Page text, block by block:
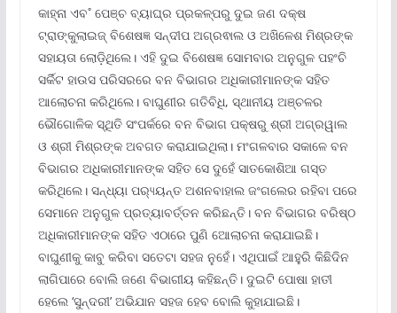
କାହ୍ନା ଏବ˚ ପେଞ୍ଚ ବ୍ୟାଘ୍ର ପ୍ରକଳ୍ପରୁ ଦୁଇ ଜଣ ଦକ୍ଷ
ଟ୍ରାଙ୍କୁଲାଇଜ୍‌ ବିଶେଷଜ୍ଞ ସନ୍ଦୀପ ଅଗ୍ରଵାଲ ଓ ଅଖିଳେଶ ମିଶ୍ରଙ୍କ
ସହାୟତା ଲୋଡ଼ିଥିଲେ। ଏହି ଦୁଇ ବିଶେଷଜ୍ଞ ସୋମବାର ଅନୁଗୁଳ ପହଂଚି
ସର୍କିଟ ହାଉସ ପରିସରରେ ବନ ବିଭାଗର ଅଧିକାରୀମାନଙ୍କ ସହିତ
ଆଲୋଚନା କରିଥିଲେ। ବାଘୁଣୀର ଗତିବିଧି, ସ୍ଥାନୀୟ ଅଞ୍ଚଳର
ଭୌଗୋଳିକ ସ୍ଥିତି ସଂପର୍କରେ ବନ ବିଭାଗ ପକ୍ଷରୁ ଶ୍ରୀ ଅଗ୍ରୱାଲ
ଓ ଶ୍ରୀ ମିଶ୍ରଙ୍କ ଅବଗତ କରାଯାଇଥିଲା। ମଂଗଳବାର ସକାଳେ ବନ
ବିଭାଗର ଅଧିକାରୀମାନଙ୍କ ସହିତ ସେ ଦୁହେଁ ସାତକୋଶିଆ ଗସ୍ତ
କରିଥିଲେ। ସନ୍ଧ୍ୟା ପର‌୍ୟ୍ୟନ୍ତ ଅଶନବାହାଲ ଜଂଗଲ‌େର ରହିବା ପରେ
ସେମାନେ ଅନୁଗୁଳ ପ୍ରତ୍ୟାବର୍ତ୍ତନ କରିଛନ୍ତି। ବନ ବିଭାଗର ବରିଷ୍ଠ
ଅଧିକାରୀମାନଙ୍କ ସହିତ ଏଠାରେ ପୁଣି ଆ‌େଲାଚନା କରାଯାଇଛି।
ବାଘୁଣୀକୁ କାବୁ କରିବା ସତେ‌ଟା ସହଜ ନୁହେଁ। ଏଥିପାଇଁ ଆହୁରି କିଛିଦିନ
ଲାଗିପାରେ ବୋଲି ଜଣେ ବିଭାଗୀୟ କହିଛନ୍ତି। ଦୁଇଟି ପୋଷା ହାତୀ
ହେଲେ ‘ସୁନ୍ଦରୀ’ ଅଭିଯାନ ସହଜ ହେବ ବୋଲି କୁହାଯାଇଛି।